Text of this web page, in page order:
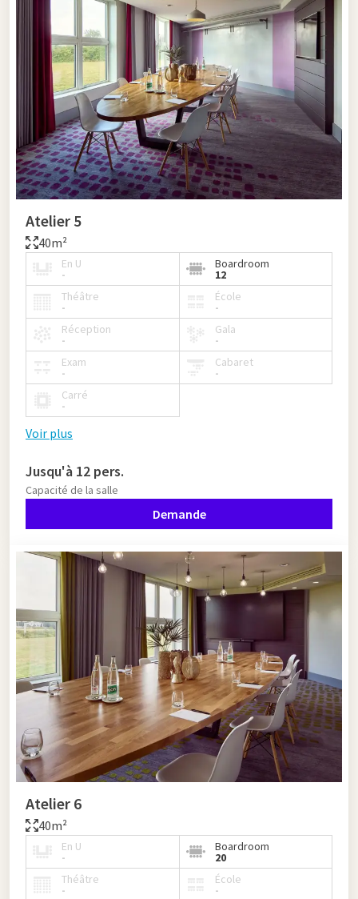
Atelier 5
40m²
En U
-
Boardroom
12
Théâtre
-
École
-
Réception
-
Gala
-
Exam
-
Cabaret
-
Carré
-
Voir plus
Jusqu'à 12 pers.
Capacité de la salle
Demande
Atelier 6
40m²
En U
-
Boardroom
20
Théâtre
-
École
-